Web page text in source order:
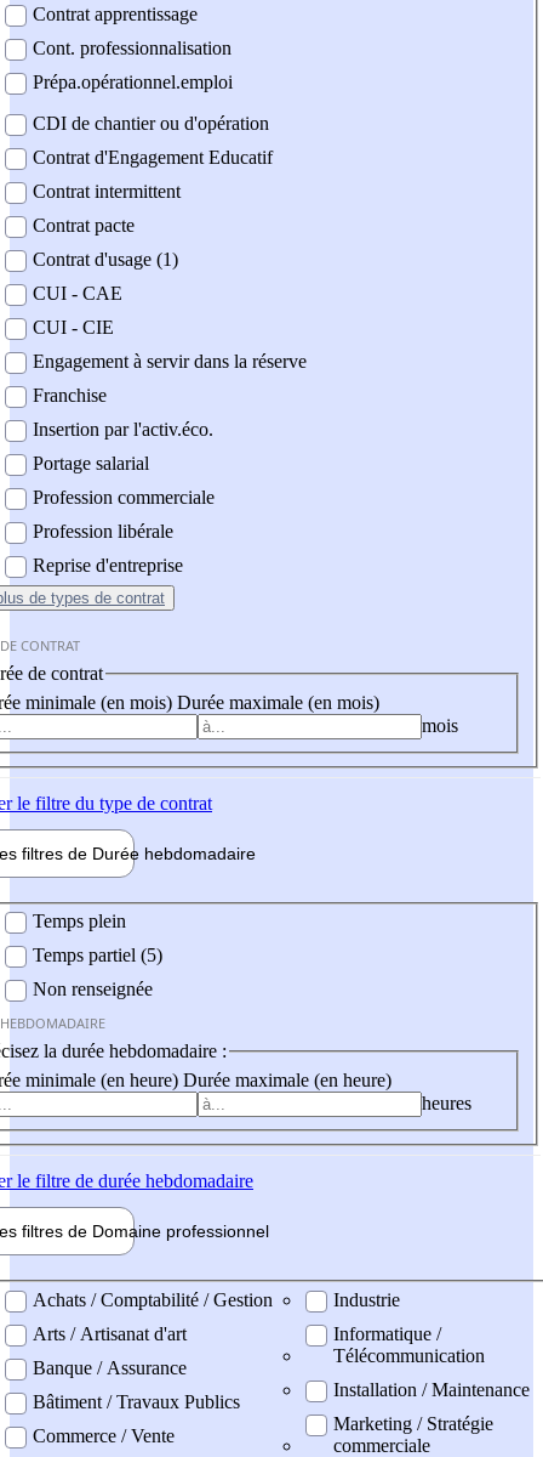
Contrat apprentissage
Cont. professionnalisation
Prépa.opérationnel.emploi
CDI de chantier ou d'opération
Contrat d'Engagement Educatif
Contrat intermittent
Contrat pacte
Contrat d'usage (1)
CUI - CAE
CUI - CIE
Engagement à servir dans la réserve
Franchise
Insertion par l'activ.éco.
Portage salarial
Profession commerciale
Profession libérale
Reprise d'entreprise
de types de contrat
CONTRAT
de contrat
minimale (en mois) Durée maximale (en mois)
mois
le filtre du type de contrat
filtres de Durée hebdomadaire
Temps plein
Temps partiel (5)
Non renseignée
la durée hebdomadaire :
minimale (en heure) Durée maximale (en heure)
heures
le filtre de durée hebdomadaire
filtres de Domaine professionnel
professionel
Achats / Comptabilité / Gestion
Arts / Artisanat d'art
Banque / Assurance
Bâtiment / Travaux Publics
Commerce / Vente
Industrie
Informatique /
Télécommunication
Installation / Maintenance
Marketing / Stratégie
commerciale